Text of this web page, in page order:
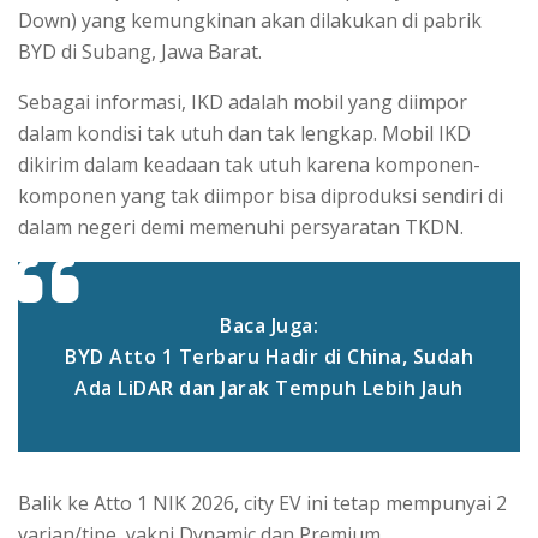
Down) yang kemungkinan akan dilakukan di pabrik
BYD di Subang, Jawa Barat.
Sebagai informasi, IKD adalah mobil yang diimpor
dalam kondisi tak utuh dan tak lengkap. Mobil IKD
dikirim dalam keadaan tak utuh karena komponen-
komponen yang tak diimpor bisa diproduksi sendiri di
dalam negeri demi memenuhi persyaratan TKDN.
Baca Juga:
BYD Atto 1 Terbaru Hadir di China, Sudah
Ada LiDAR dan Jarak Tempuh Lebih Jauh
Balik ke Atto 1 NIK 2026, city EV ini tetap mempunyai 2